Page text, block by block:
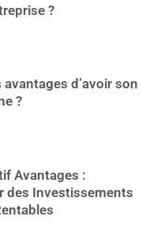
?
d’avoir son
?
Avantages :
des Investissements